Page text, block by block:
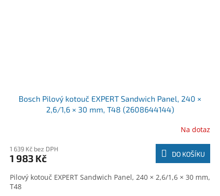
Bosch Pilový kotouč EXPERT Sandwich Panel, 240 ×
2,6/1,6 × 30 mm, T48 (2608644144)
Na dotaz
1 639 Kč bez DPH
1 983 Kč DO KOŠÍKU
Pilový kotouč EXPERT Sandwich Panel, 240 × 2,6/1,6 × 30 mm,
T48